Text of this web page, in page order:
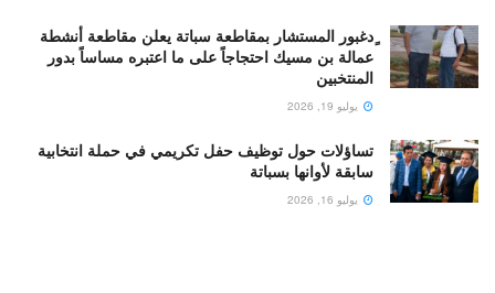
ٍدغبور المستشار بمقاطعة سباتة يعلن مقاطعة أنشطة
عمالة بن مسيك احتجاجاً على ما اعتبره مساساً بدور
المنتخبين
يوليو 19, 2026
تساؤلات حول توظيف حفل تكريمي في حملة انتخابية
سابقة لأوانها بسباتة
يوليو 16, 2026